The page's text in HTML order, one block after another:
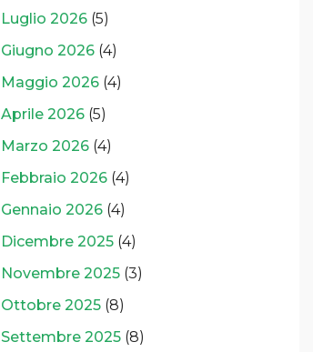
Luglio 2026(5)
Giugno 2026(4)
Maggio 2026(4)
Aprile 2026(5)
Marzo 2026(4)
Febbraio 2026(4)
Gennaio 2026(4)
Dicembre 2025(4)
Novembre 2025(3)
Ottobre 2025(8)
Settembre 2025(8)